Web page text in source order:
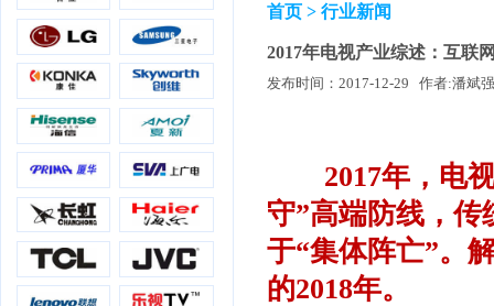
首页 > 行业新闻
2017年电视产业综述：互联
2017年，电
守”高端防线，传
于“集体阵亡”。
的2018年。